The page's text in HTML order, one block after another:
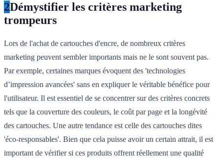
2Démystifier les critères marketing
trompeurs
Lors de l'achat de cartouches d'encre, de nombreux critères
marketing peuvent sembler importants mais ne le sont souvent pas.
Par exemple, certaines marques évoquent des 'technologies
d’impression avancées' sans en expliquer le véritable bénéfice pour
l'utilisateur. Il est essentiel de se concentrer sur des critères concrets
tels que la couverture des couleurs, le coût par page et la longévité
des cartouches. Une autre tendance est celle des cartouches dites
'éco-responsables'. Bien que cela puisse avoir un certain attrait, il est
important de vérifier si ces produits offrent réellement une qualité